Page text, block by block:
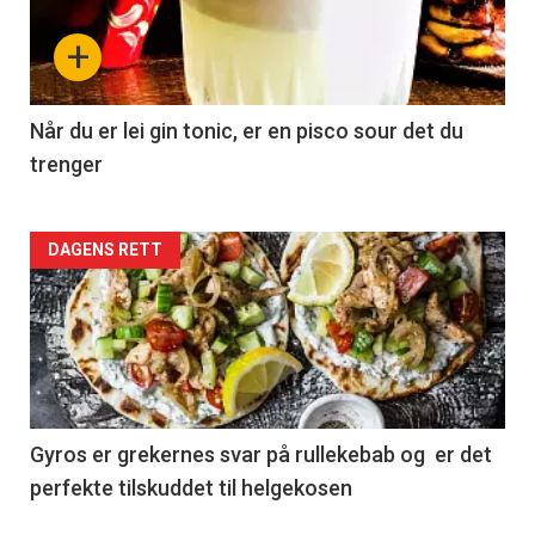
+
Når du er lei gin tonic, er en pisco sour det du
trenger
Forsiden
akkurat
nå
-
2
DAGENS RETT
Gyros er grekernes svar på rullekebab og er det
perfekte tilskuddet til helgekosen